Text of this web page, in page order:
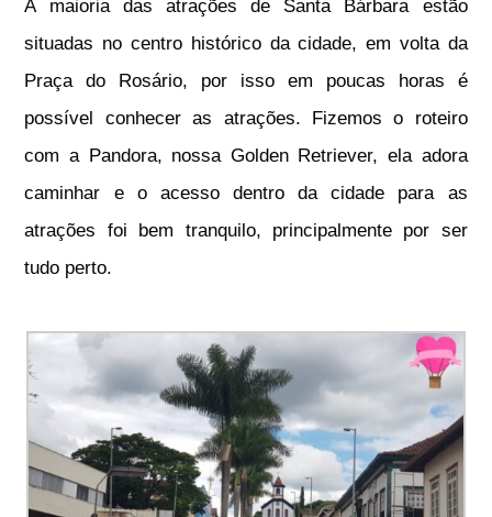
A maioria das atrações de Santa Bárbara estão
situadas no centro histórico da cidade, em volta da
Praça do Rosário, por isso em poucas horas é
possível conhecer as atrações. Fizemos o roteiro
com a Pandora, nossa Golden Retriever, ela adora
caminhar e o acesso dentro da cidade para as
atrações foi bem tranquilo, principalmente por ser
tudo perto.